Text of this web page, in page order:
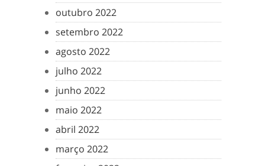
outubro 2022
setembro 2022
agosto 2022
julho 2022
junho 2022
maio 2022
abril 2022
março 2022